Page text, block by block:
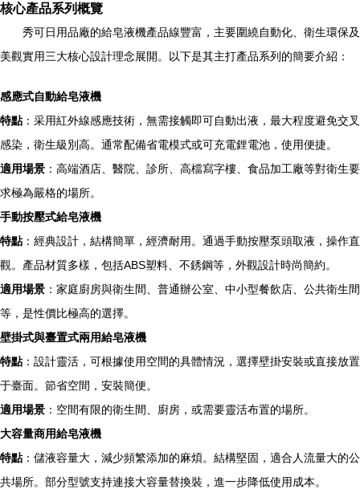
核心產品系列概覽
秀可日用品廠的給皂液機產品線豐富，主要圍繞自動化、衛生環保及
美觀實用三大核心設計理念展開。以下是其主打產品系列的簡要介紹：
感應式自動給皂液機
特點：采用紅外線感應技術，無需接觸即可自動出液，最大程度避免交叉
感染，衛生級別高。通常配備省電模式或可充電鋰電池，使用便捷。
適用場景 ：高端酒店、醫院、診所、高檔寫字樓、食品加工廠等對衛生要
求極為嚴格的場所。
手動按壓式給皂液機
特點：經典設計，結構簡單，經濟耐用。通過手動按壓泵頭取液，操作直
觀。產品材質多樣，包括ABS塑料、不銹鋼等，外觀設計時尚簡約。
適用場景 ：家庭廚房與衛生間、普通辦公室、中小型餐飲店、公共衛生間
等，是性價比極高的選擇。
壁掛式與臺置式兩用給皂液機
特點：設計靈活，可根據使用空間的具體情況，選擇壁掛安裝或直接放置
于臺面。節省空間，安裝簡便。
適用場景 ：空間有限的衛生間、廚房，或需要靈活布置的場所。
大容量商用給皂液機
特點：儲液容量大，減少頻繁添加的麻煩。結構堅固，適合人流量大的公
共場所。部分型號支持連接大容量替換裝，進一步降低使用成本。